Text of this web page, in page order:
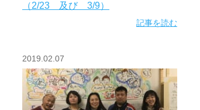
（2/23 及び 3/9）
記事を読む
2019.02.07